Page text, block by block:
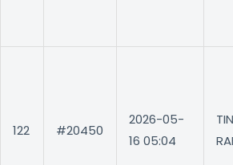
122 #20450
2026-05-
16 05:04